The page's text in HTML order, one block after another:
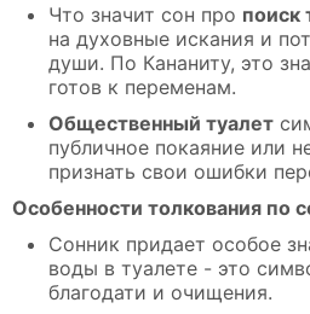
Что значит сон про поиск
на духовные искания и
души. По Кананиту, это
готов к переменам.
Общественный туалет
публичное покаяние или
признать свои ошибки
Особенности толкования по
Сонник придает особое
воды в туалете - это
благодати и очищения.